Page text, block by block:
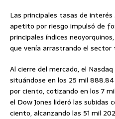
Las principales tasas de
apetito por riesgo impulsó de
principales índices
que venía arrastrando el sector
Al cierre del mercado, el
situándose en los 25 mil
por ciento, cotizando en los 7
el Dow Jones lideró las subidas
ciento, alcanzando las 51 mil